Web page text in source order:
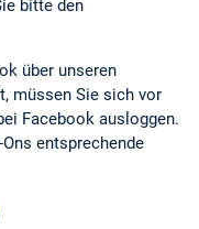
bitte den
über unseren
müssen Sie sich vor
Facebook ausloggen.
entsprechende